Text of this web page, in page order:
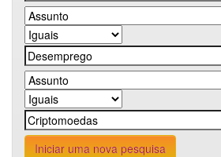
Iniciar uma nova pesquisa